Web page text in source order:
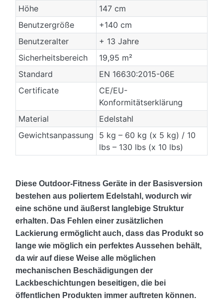
Höhe
147 cm
Benutzergröße
+140 cm
Benutzeralter
+ 13 Jahre
Sicherheitsbereich
19,95 m²
Standard
EN 16630:2015-06E
Certificate
CE/EU-
Konformitätserklärung
Material
Edelstahl
Gewichtsanpassung
5 kg – 60 kg (x 5 kg) / 10
lbs – 130 lbs (x 10 lbs)
Diese Outdoor-Fitness Geräte in der Basisversion
bestehen aus poliertem Edelstahl, wodurch wir
eine schöne und äußerst langlebige Struktur
erhalten. Das Fehlen einer zusätzlichen
Lackierung ermöglicht auch, dass das Produkt so
lange wie möglich ein perfektes Aussehen behält,
da wir auf diese Weise alle möglichen
mechanischen Beschädigungen der
Lackbeschichtungen beseitigen, die bei
öffentlichen Produkten immer auftreten können.